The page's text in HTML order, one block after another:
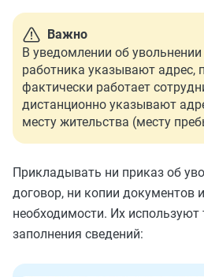
Важно
В уведомлении об
работника указывают адрес,
фактически работает
дистанционно указывают
месту жительства (месту
Прикладывать ни приказ об
договор, ни копии документов
необходимости. Их используют
заполнения сведений: